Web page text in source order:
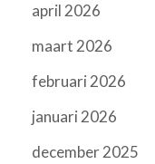
april 2026
maart 2026
februari 2026
januari 2026
december 2025